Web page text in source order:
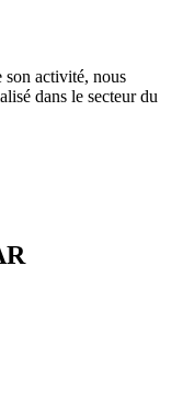
son activité, nous
dans le secteur du